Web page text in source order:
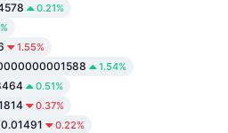
0.21%
1.55%
1.54%
0.51%
0.37%
0.22%